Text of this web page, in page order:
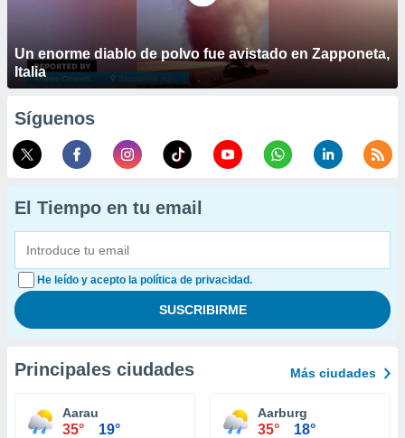
Un enorme diablo de polvo fue avistado en Zapponeta,
Italia
Síguenos
El Tiempo en tu email
He leído y acepto la política de privacidad.
Principales ciudades Más ciudades
Aarau
35° 19°
Aarburg
35° 18°